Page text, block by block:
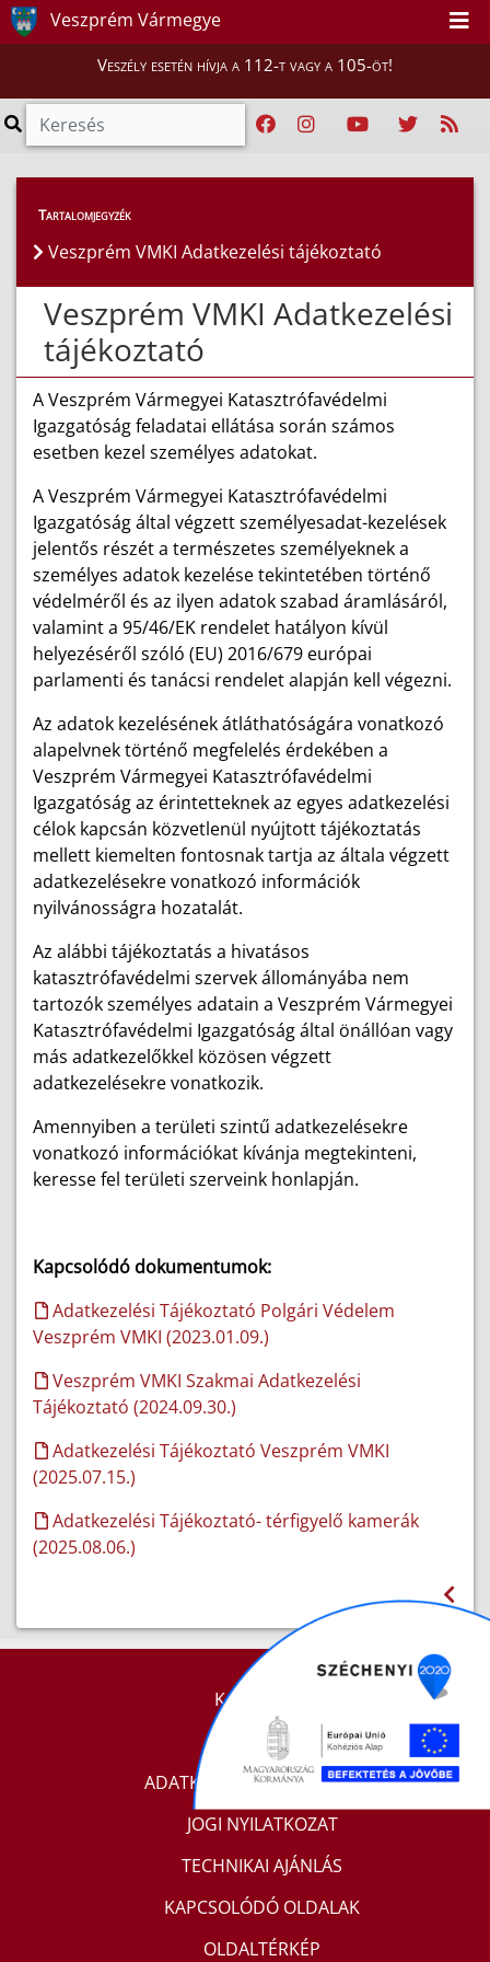
Veszprém Vármegye
Veszély esetén hívja a 112-t vagy a 105-öt!
Tartalomjegyzék
Veszprém VMKI Adatkezelési tájékoztató
Veszprém VMKI Adatkezelési
tájékoztató
A Veszprém Vármegyei Katasztrófavédelmi
Igazgatóság feladatai ellátása során számos
esetben kezel személyes adatokat.
A Veszprém Vármegyei Katasztrófavédelmi
Igazgatóság által végzett személyesadat-kezelések
jelentős részét a természetes személyeknek a
személyes adatok kezelése tekintetében történő
védelméről és az ilyen adatok szabad áramlásáról,
valamint a 95/46/EK rendelet hatályon kívül
helyezéséről szóló (EU) 2016/679 európai
parlamenti és tanácsi rendelet alapján kell végezni.
Az adatok kezelésének átláthatóságára vonatkozó
alapelvnek történő megfelelés érdekében a
Veszprém Vármegyei Katasztrófavédelmi
Igazgatóság az érintetteknek az egyes adatkezelési
célok kapcsán közvetlenül nyújtott tájékoztatás
mellett kiemelten fontosnak tartja az általa végzett
adatkezelésekre vonatkozó információk
nyilvánosságra hozatalát.
Az alábbi tájékoztatás a hivatásos
katasztrófavédelmi szervek állományába nem
tartozók személyes adatain a Veszprém Vármegyei
Katasztrófavédelmi Igazgatóság által önállóan vagy
más adatkezelőkkel közösen végzett
adatkezelésekre vonatkozik.
Amennyiben a területi szintű adatkezelésekre
vonatkozó információkat kívánja megtekinteni,
keresse fel területi szerveink honlapján.
Kapcsolódó dokumentumok:
Adatkezelési Tájékoztató Polgári Védelem
Veszprém VMKI (2023.01.09.)
Veszprém VMKI Szakmai Adatkezelési
Tájékoztató (2024.09.30.)
Adatkezelési Tájékoztató Veszprém VMKI
(2025.07.15.)
Adatkezelési Tájékoztató- térfigyelő kamerák
(2025.08.06.)
KAPCSOLAT
IMPRESSZUM
ADATKEZELÉSI TÁJÉKOZTATÓ
JOGI NYILATKOZAT
TECHNIKAI AJÁNLÁS
KAPCSOLÓDÓ OLDALAK
OLDALTÉRKÉP